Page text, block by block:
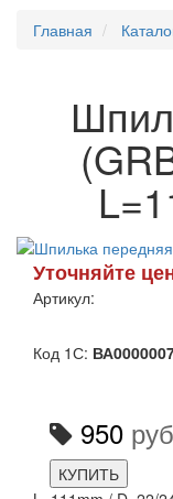
Главная
Уточняйте
Артикул:
Код 1С:
950
КУПИТЬ